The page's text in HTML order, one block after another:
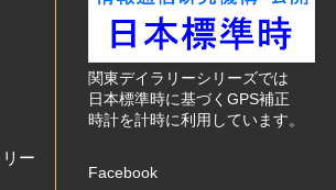
ー
関東デイラリーシリーズでは
日本標準時に基づくGPS補正
時計を計時に利用しています。
Facebook